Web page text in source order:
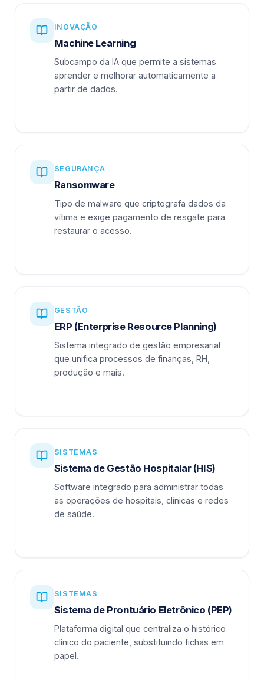
INOVAÇÃO
Machine Learning
Subcampo da IA que permite a sistemas
aprender e melhorar automaticamente a
partir de dados.
SEGURANÇA
Ransomware
Tipo de malware que criptografa dados da
vítima e exige pagamento de resgate para
restaurar o acesso.
GESTÃO
ERP (Enterprise Resource Planning)
Sistema integrado de gestão empresarial
que unifica processos de finanças, RH,
produção e mais.
SISTEMAS
Sistema de Gestão Hospitalar (HIS)
Software integrado para administrar todas
as operações de hospitais, clínicas e redes
de saúde.
SISTEMAS
Sistema de Prontuário Eletrônico (PEP)
Plataforma digital que centraliza o histórico
clínico do paciente, substituindo fichas em
papel.